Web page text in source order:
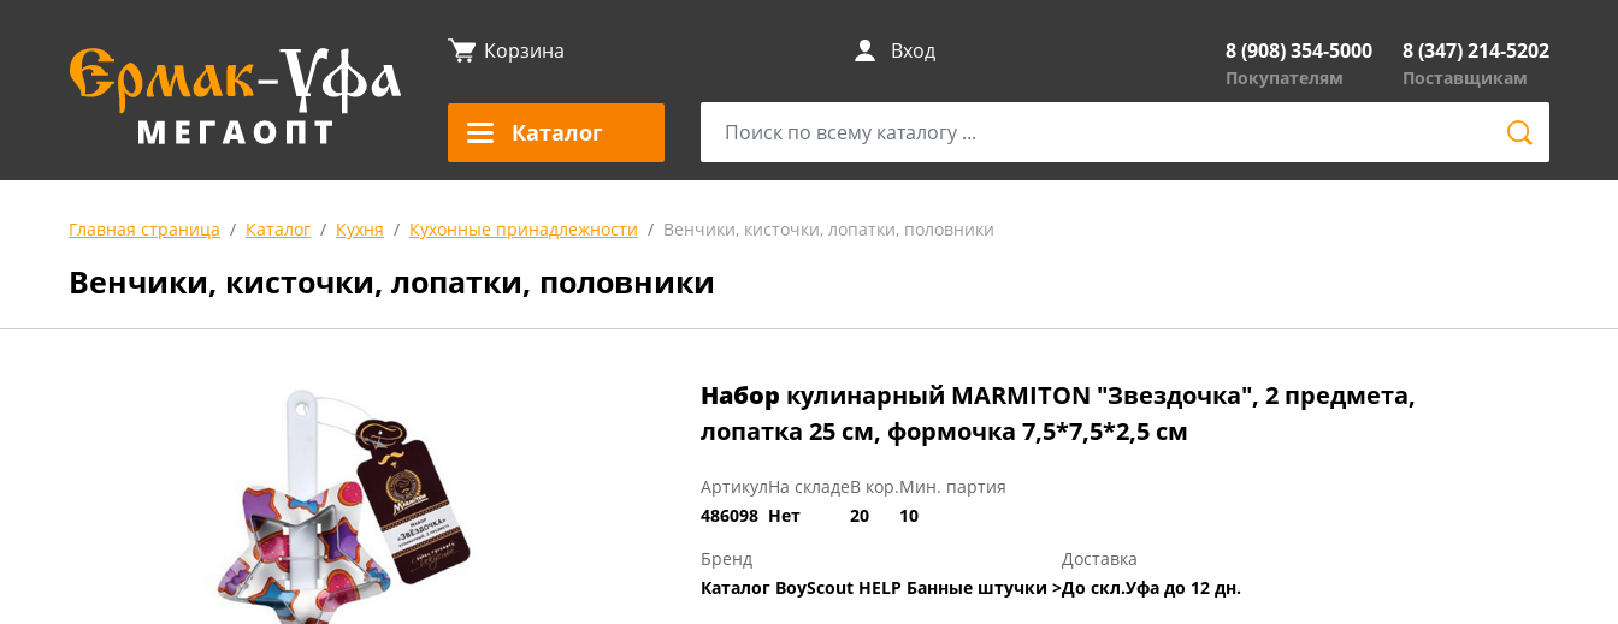
Корзина Вход 8 (908) 354-5000
Покупателям
8 (347) 214-5202
Поставщикам
Каталог
Главная страница Каталог Кухня Кухонные принадлежности Венчики, кисточки, лопатки, половники
Венчики, кисточки, лопатки, половники
Набор кулинарный MARMITON "Звездочка", 2 предмета,
лопатка 25 см, формочка 7,5*7,5*2,5 см
Артикул
486098
На складе
Нет
В кор.
20
Мин. партия
10
Бренд
Каталог BoyScout HELP Банные штучки >
Доставка
До скл.Уфа до 12 дн.